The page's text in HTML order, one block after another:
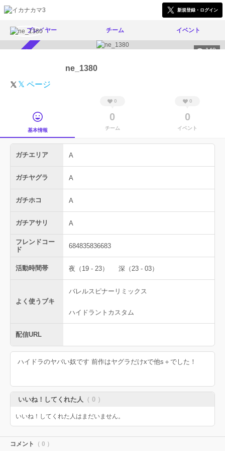
新規登録・ログイン
プレイヤー チーム イベント
140
ne_1380
𝕏 ページ
基本情報
0
0
チーム
0
0
イベント
ガチエリア A
ガチヤグラ A
ガチホコ A
ガチアサリ A
フレンドコー
ド
684835836683
活動時間帯 夜（19 - 23） 深（23 - 03）
よく使うブキ
バレルスピナーリミックス
ハイドラントカスタム
配信URL
ハイドラのヤバい奴です 前作はヤグラだけxで他s＋でした！
いいね！してくれた人 （ 0 ）
いいね！してくれた人はまだいません。
コメント （ 0 ）